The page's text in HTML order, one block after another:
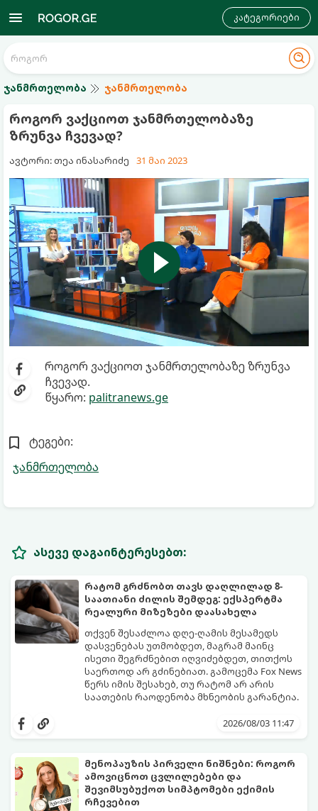
კატეგორიები
ჯანმრთელობა ჯანმრთელობა
როგორ ვაქციოთ ჯანმრთელობაზე
ზრუნვა ჩვევად?
ავტორი: თეა ინასარიძე 31 მაი 2023
როგორ ვაქციოთ ჯანმრთელობაზე ზრუნვა
ჩვევად.
წყარო: palitranews.ge
ტეგები:
ჯანმრთელობა
ასევე დაგაინტერესებთ:
რატომ გრძნობთ თავს დაღლილად 8-
საათიანი ძილის შემდეგ: ექსპერტმა
რეალური მიზეზები დაასახელა
თქვენ შესაძლოა დღე-ღამის მესამედს
დასვენებას უთმობდეთ, მაგრამ მაინც
ისეთი შეგრძნებით იღვიძებდეთ, თითქოს
საერთოდ არ გძინებიათ. გამოცემა Fox News
წერს იმის შესახებ, თუ რატომ არ არის
საათების რაოდენობა მხნეობის გარანტია.
2026/08/03 11:47
მენოპაუზის პირველი ნიშნები: როგორ
ამოვიცნოთ ცვლილებები და
შევიმსუბუქოთ სიმპტომები ექიმის
რჩევებით